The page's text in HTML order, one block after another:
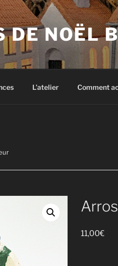
DE NOËL
L’atelier Comment
11,00€